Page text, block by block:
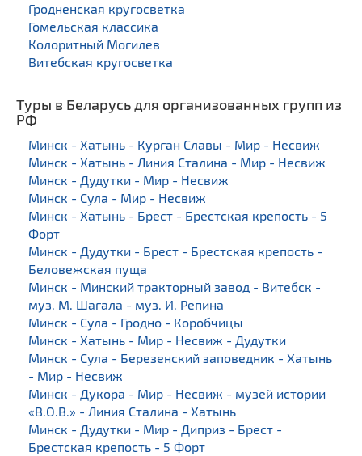
Гродненская кругосветка
Гомельская классика
Колоритный Могилев
Витебская кругосветка
Туры в Беларусь для организованных групп из
РФ
Минск - Хатынь - Курган Славы - Мир - Несвиж
Минск - Хатынь - Линия Сталина - Мир - Несвиж
Минск - Дудутки - Мир - Несвиж
Минск - Сула - Мир - Несвиж
Минск - Хатынь - Брест - Брестская крепость - 5
Форт
Минск - Дудутки - Брест - Брестская крепость -
Беловежская пуща
Минск - Минский тракторный завод - Витебск -
муз. М. Шагала - муз. И. Репина
Минск - Сула - Гродно - Коробчицы
Минск - Хатынь - Мир - Несвиж - Дудутки
Минск - Сула - Березенский заповедник - Хатынь
- Мир - Несвиж
Минск - Дукора - Мир - Несвиж - музей истории
«В.О.В.» - Линия Сталина - Хатынь
Минск - Дудутки - Мир - Диприз - Брест -
Брестская крепость - 5 Форт